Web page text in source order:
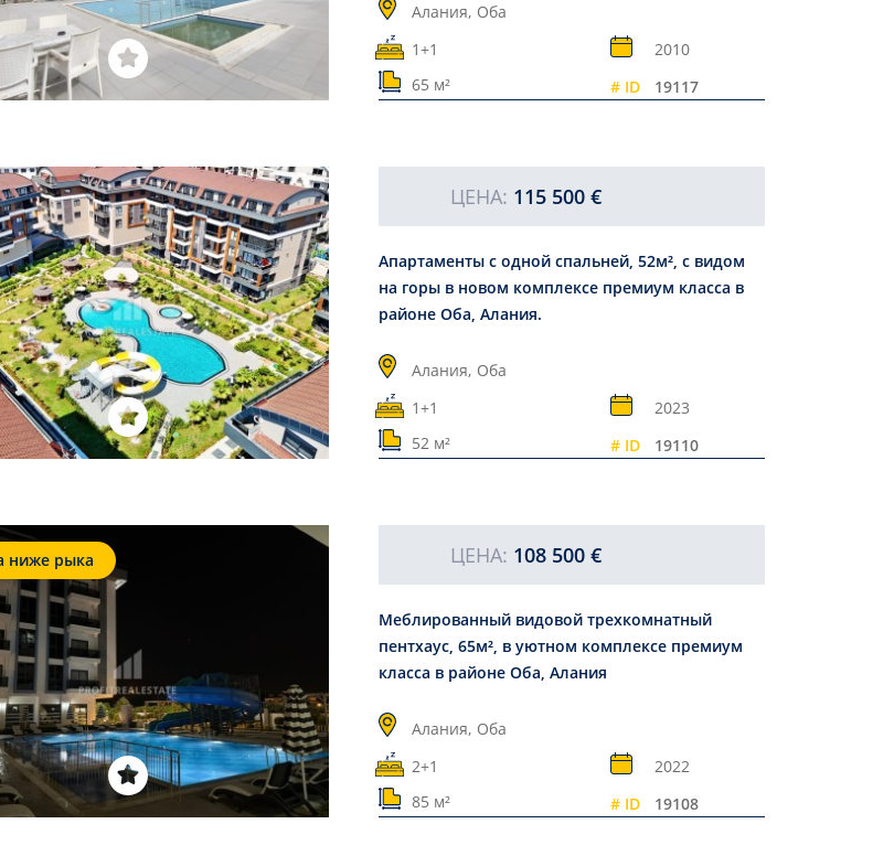
Алания, Оба
1+1
2010
65 м²
# ID 19117
ЦЕНА: 115 500 €
Апартаменты с одной спальней, 52м², с видом
на горы в новом комплексе премиум класса в
районе Оба, Алания.
Алания, Оба
1+1
2023
52 м²
# ID 19110
ниже рыка ЦЕНА: 108 500 €
Меблированный видовой трехкомнатный
пентхаус, 65м², в уютном комплексе премиум
класса в районе Оба, Алания
Алания, Оба
2+1
2022
85 м²
# ID 19108